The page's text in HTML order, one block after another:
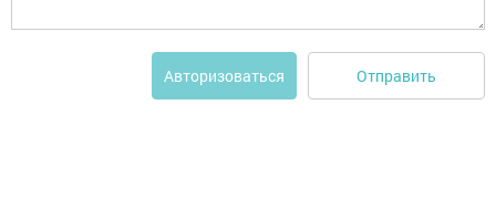
Авторизоваться Отправить